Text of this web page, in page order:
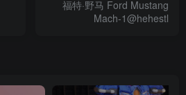
福特·野马 Ford Mustang
Mach-1@hehestl